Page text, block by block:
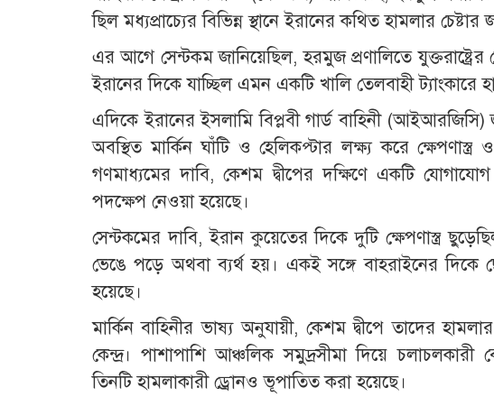
ছিল মধ্যপ্রাচ্যের বিভিন্ন স্থানে ইরানের কথিত হামলার চেষ্টার
এর আগে সেন্টকম জানিয়েছিল, হরমুজ প্রণালিতে
ইরানের দিকে যাচ্ছিল এমন একটি খালি তেলবাহী ট্যাংকারে
এদিকে ইরানের ইসলামি বিপ্লবী গার্ড বাহিনী
অবস্থিত মার্কিন ঘাঁটি ও হেলিকপ্টার লক্ষ্য করে ক্ষেপণাস্ত্র
গণমাধ্যমের দাবি, কেশম দ্বীপের দক্ষিণে একটি যোগাযোগ
পদক্ষেপ নেওয়া হয়েছে।
সেন্টকমের দাবি, ইরান কুয়েতের দিকে দুটি ক্ষেপণাস্ত্র
ভেঙে পড়ে অথবা ব্যর্থ হয়। একই সঙ্গে বাহরাইনের দিকে
হয়েছে।
মার্কিন বাহিনীর ভাষ্য অনুযায়ী, কেশম দ্বীপে তাদের
কেন্দ্র। পাশাপাশি আঞ্চলিক সমুদ্রসীমা দিয়ে
তিনটি হামলাকারী ড্রোনও ভূপাতিত করা হয়েছে।